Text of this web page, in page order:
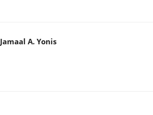
Jamaal A. Yonis